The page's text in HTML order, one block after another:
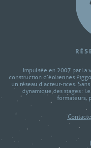
Impulsée en 2007 par la
construction d'éoliennes
un réseau d’acteur-rices.
dynamique des stages :
formateurs,